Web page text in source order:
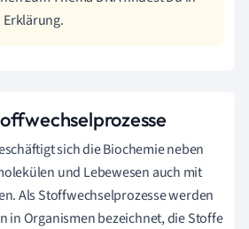
sich die Biochemie neben
und Lebewesen auch mit
Als Stoffwechselprozesse werden
in Organismen bezeichnet, die Stoffe